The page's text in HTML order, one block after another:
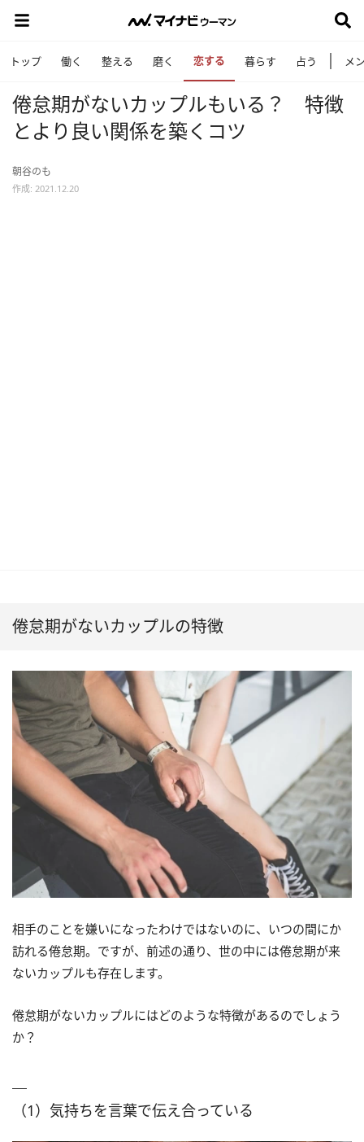
トップ 働く 整える 磨く 恋する 暮らす 占う メ
倦怠期がないカップルもいる？ 特徴
とより良い関係を築くコツ
朝谷のも
作成: 2021.12.20
倦怠期がないカップルの特徴
相手のことを嫌いになったわけではないのに、いつの間にか
訪れる倦怠期。ですが、前述の通り、世の中には倦怠期が来
ないカップルも存在します。
倦怠期がないカップルにはどのような特徴があるのでしょう
か？
（1）気持ちを言葉で伝え合っている